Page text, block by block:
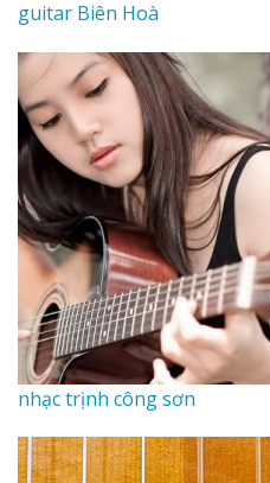
guitar Biên Hoà
nhạc trịnh công sơn